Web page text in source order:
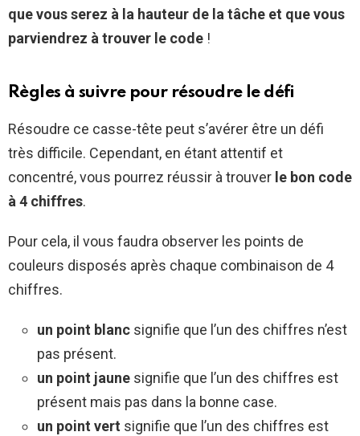
que vous serez à la hauteur de la tâche et que vous
parviendrez à trouver le code !
Règles à suivre pour résoudre le défi
Résoudre ce casse-tête peut s’avérer être un défi
très difficile. Cependant, en étant attentif et
concentré, vous pourrez réussir à trouver le bon code
à 4 chiffres.
Pour cela, il vous faudra observer les points de
couleurs disposés après chaque combinaison de 4
chiffres.
un point blanc signifie que l’un des chiffres n’est
pas présent.
un point jaune signifie que l’un des chiffres est
présent mais pas dans la bonne case.
un point vert signifie que l’un des chiffres est